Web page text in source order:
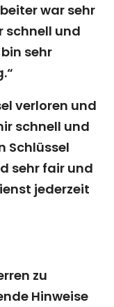
war sehr
schnell und
sehr
verloren und
schnell und
Schlüssel
sehr fair und
jederzeit
zu
Hinweise